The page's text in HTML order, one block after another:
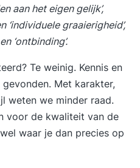
aan het eigen gelijk’,
‘individuele graaierigheid’,
‘ontbinding’.
Te weinig. Kennis en
Met karakter,
weten we minder raad.
voor de kwaliteit van de
waar je dan precies op